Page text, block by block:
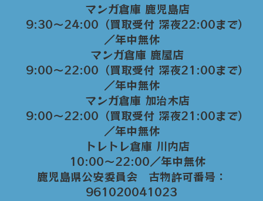
マンガ倉庫 鹿児島店
9:30～24:00（買取受付 深夜22:00まで）
／年中無休
マンガ倉庫 鹿屋店
9:00～22:00（買取受付 深夜21:00まで）
／年中無休
マンガ倉庫 加治木店
9:00〜22:00（買取受付 深夜21:00まで）
／年中無休
トレトレ倉庫 川内店
10:00〜22:00／年中無休
鹿児島県公安委員会 古物許可番号：
961020041023